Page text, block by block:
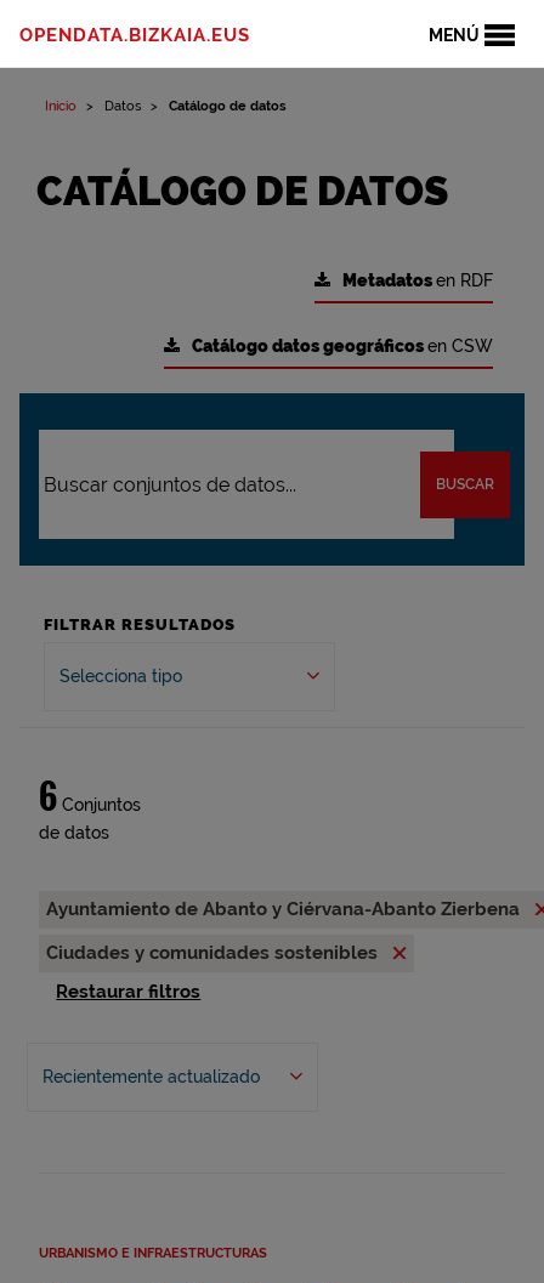
MENÚ
OPENDATA.BIZKAIA.EUS
Inicio Datos Catálogo de datos
CATÁLOGO DE DATOS
Metadatosen RDF
Catálogo datos geográficosen CSW
BUSCAR
FILTRAR RESULTADOS
Selecciona tipo
6 Conjuntos
de datos
Ayuntamiento de Abanto y Ciérvana-Abanto Zierbena
Ciudades y comunidades sostenibles
Restaurar filtros
Recientemente actualizado
URBANISMO E INFRAESTRUCTURAS